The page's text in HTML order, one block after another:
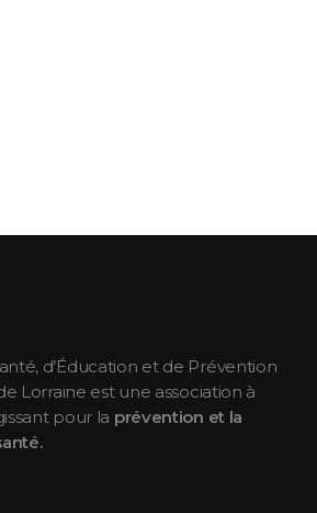
d’Éducation et de Prévention
Lorraine est une association à
pour la prévention et la